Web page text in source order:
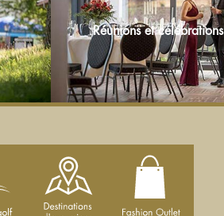
Réunions et célébrations